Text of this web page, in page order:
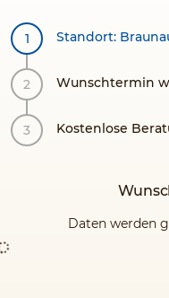
Standort:
Wunschtermin
Kostenlose
Daten werden